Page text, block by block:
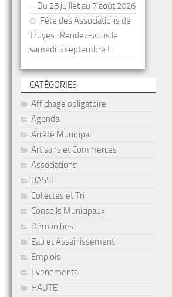
– Du 28 juillet au 7 août 2026
Fête des Associations de
Truyes : Rendez-vous le
samedi 5 septembre !
CATÉGORIES
Affichage obligatoire
Agenda
Arrêté Municipal
Artisans et Commerces
Associations
BASSE
Collectes et Tri
Conseils Municipaux
Démarches
Eau et Assainissement
Emplois
Evenements
HAUTE